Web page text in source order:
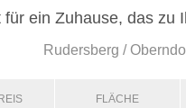
für ein Zuhause, das zu
Rudersberg /
FLÄCHE